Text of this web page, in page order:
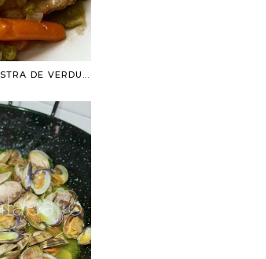
GUISO DE POLLO CON MENESTRA DE VERDURAS